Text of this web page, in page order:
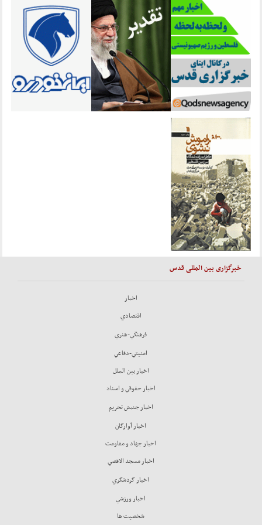
خبرگزاری بین المللی قدس
اخبار
اقتصادي
فرهنگي-هنري
امنيتي-دفاعي
اخبار بين الملل
اخبار حقوقي و اسناد
اخبار جنبش تحريم
اخبار آوارگان
اخبار جهاد و مقاومت
اخبار مسجد الاقصي
اخبار گردشگري
اخبار ورزشي
شخصيت ها